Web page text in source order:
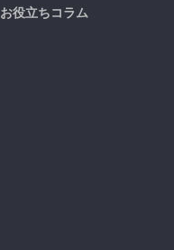
お役立ちコラム